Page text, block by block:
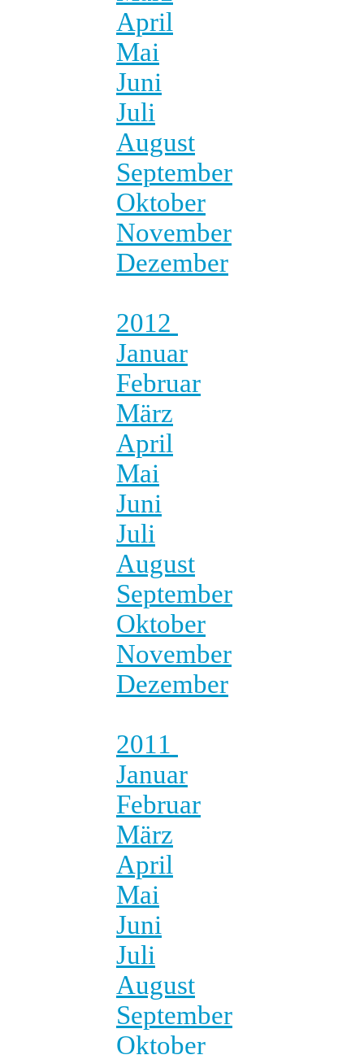
April
Mai
Juni
Juli
August
September
Oktober
November
Dezember
2012
Januar
Februar
März
April
Mai
Juni
Juli
August
September
Oktober
November
Dezember
2011
Januar
Februar
März
April
Mai
Juni
Juli
August
September
Oktober